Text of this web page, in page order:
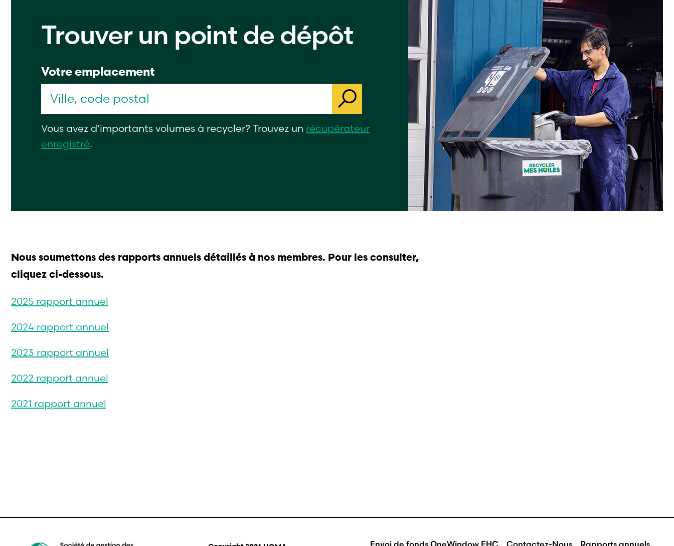
Trouver un point de dépôt
Votre emplacement
Vous avez d’importants volumes à recycler? Trouvez un récupérateur
enregistré.
Nous soumettons des rapports annuels détaillés à nos membres. Pour les consulter,
cliquez ci-dessous.
2025 rapport annuel
2024 rapport annuel
2023 rapport annuel
2022 rapport annuel
2021 rapport annuel
Envoi de fonds OneWindow EHC Contactez-Nous Rapports annuels